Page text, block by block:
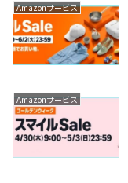
Amazonサービス
Amazonサービス